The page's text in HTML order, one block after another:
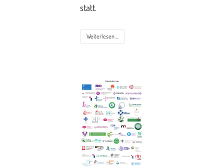
statt.
Weiterlesen ...